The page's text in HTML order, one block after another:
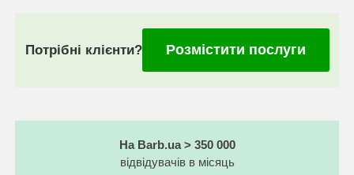
Потрібні клієнти? Розмістити послуги
На Barb.ua > 350 000
відвідувачів в місяць